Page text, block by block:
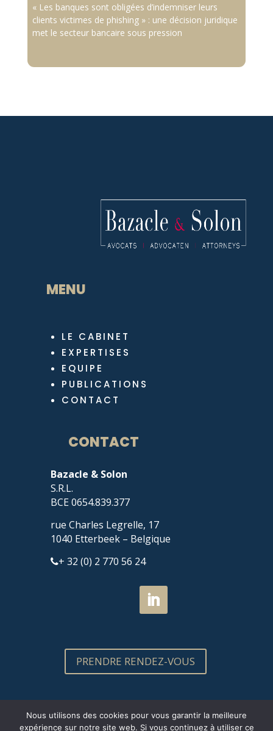
« Les banques sont obligées d’indemniser leurs
clients victimes de phishing » : une décision juridique
met le secteur bancaire sous pression
MENU
LE CABINET
EXPERTISES
EQUIPE
PUBLICATIONS
CONTACT
CONTACT
Bazacle & Solon
S.R.L.
BCE 0654.839.377
rue Charles Legrelle, 17
1040 Etterbeek – Belgique
+ 32 (0) 2 770 56 24
PRENDRE RENDEZ-VOUS
Nous utilisons des cookies pour vous garantir la meilleure
expérience sur notre site web. Si vous continuez à utiliser ce